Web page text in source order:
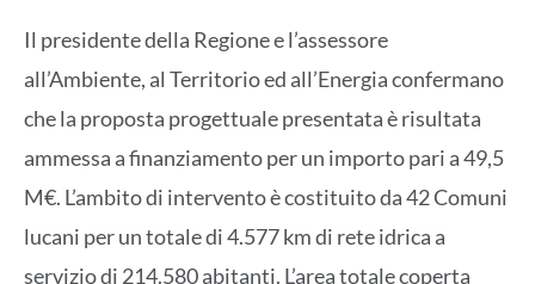
Il presidente della Regione e l’assessore
all’Ambiente, al Territorio ed all’Energia confermano
che la proposta progettuale presentata è risultata
ammessa a finanziamento per un importo pari a 49,5
M€. L’ambito di intervento è costituito da 42 Comuni
lucani per un totale di 4.577 km di rete idrica a
servizio di 214.580 abitanti. L’area totale coperta